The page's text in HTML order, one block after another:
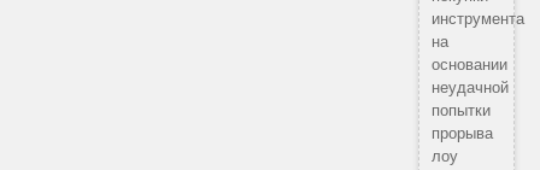
инструмента
на
основании
неудачной
попытки
прорыва
лоу